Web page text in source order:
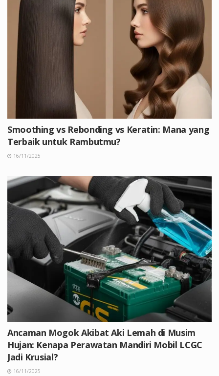
Smoothing vs Rebonding vs Keratin: Mana yang
Terbaik untuk Rambutmu?
16/11/2025
Ancaman Mogok Akibat Aki Lemah di Musim
Hujan: Kenapa Perawatan Mandiri Mobil LCGC
Jadi Krusial?
16/11/2025